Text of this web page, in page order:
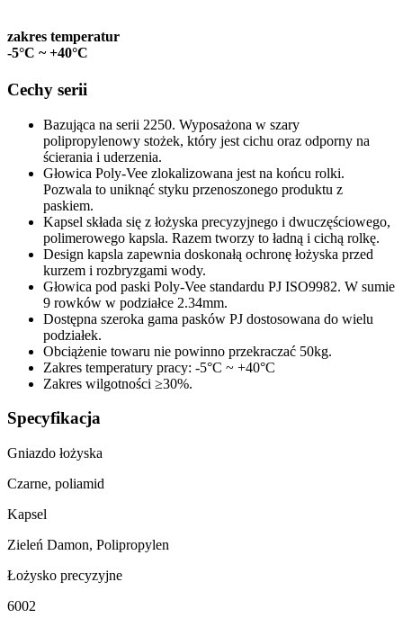
zakres temperatur
-5°C ~ +40°C
Cechy serii
Bazująca na serii 2250. Wyposażona w szary
polipropylenowy stożek, który jest cichu oraz odporny na
ścierania i uderzenia.
Głowica Poly-Vee zlokalizowana jest na końcu rolki.
Pozwala to uniknąć styku przenoszonego produktu z
paskiem.
Kapsel składa się z łożyska precyzyjnego i dwuczęściowego,
polimerowego kapsla. Razem tworzy to ładną i cichą rolkę.
Design kapsla zapewnia doskonałą ochronę łożyska przed
kurzem i rozbryzgami wody.
Głowica pod paski Poly-Vee standardu PJ ISO9982. W sumie
9 rowków w podziałce 2.34mm.
Dostępna szeroka gama pasków PJ dostosowana do wielu
podziałek.
Obciążenie towaru nie powinno przekraczać 50kg.
Zakres temperatury pracy: -5°C ~ +40°C
Zakres wilgotności ≥30%.
Specyfikacja
Gniazdo łożyska
Czarne, poliamid
Kapsel
Zieleń Damon, Polipropylen
Łożysko precyzyjne
6002